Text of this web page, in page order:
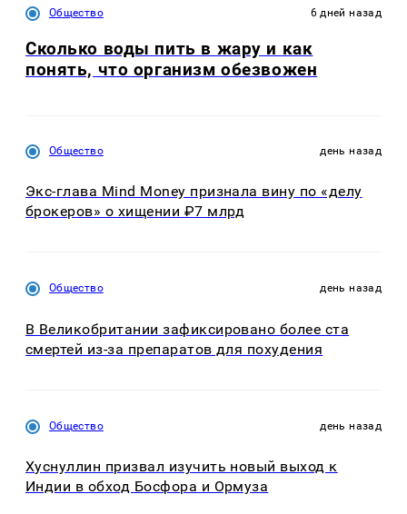
Общество 6 дней назад
Сколько воды пить в жару и как
понять, что организм обезвожен
Общество день назад
Экс-глава Mind Money признала вину по «делу
брокеров» о хищении ₽7 млрд
Общество день назад
В Великобритании зафиксировано более ста
смертей из-за препаратов для похудения
Общество день назад
Хуснуллин призвал изучить новый выход к
Индии в обход Босфора и Ормуза